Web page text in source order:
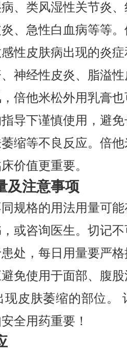
、类风湿性关节炎
、急性白血病等等。
性皮肤病出现的炎症
神经性皮炎、脂溢
倍他米松外用乳膏
导下谨慎使用，避
缩等不良反应。倍
价值更重要。
及注意事项
规格的用法用量可
或咨询医生。切记
处，每日用量要严
免使用于面部、腹
现皮肤萎缩的部位。
全用药重要！